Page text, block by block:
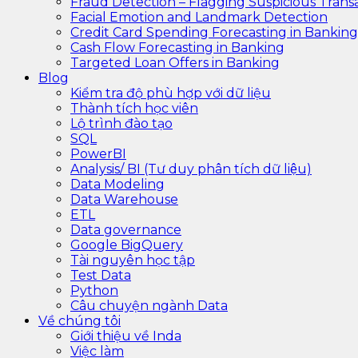
Facial Emotion and Landmark Detection
Credit Card Spending Forecasting in Banking
Cash Flow Forecasting in Banking
Targeted Loan Offers in Banking
Blog
Kiểm tra độ phù hợp với dữ liệu
Thành tích học viên
Lộ trình đào tạo
SQL
PowerBI
Analysis/ BI (Tư duy phân tích dữ liệu)
Data Modeling
Data Warehouse
ETL
Data governance
Google BigQuery
Tài nguyên học tập
Test Data
Python
Câu chuyện ngành Data
Về chúng tôi
Giới thiệu về Inda
Việc làm